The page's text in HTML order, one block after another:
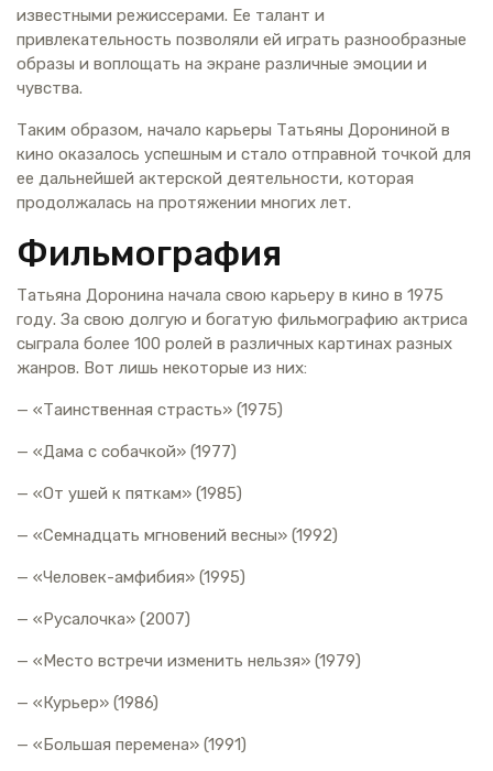
известными режиссерами. Ее талант и
привлекательность позволяли ей играть разнообразные
образы и воплощать на экране различные эмоции и
чувства.
Таким образом, начало карьеры Татьяны Дорониной в
кино оказалось успешным и стало отправной точкой для
ее дальнейшей актерской деятельности, которая
продолжалась на протяжении многих лет.
Фильмография
Татьяна Доронина начала свою карьеру в кино в 1975
году. За свою долгую и богатую фильмографию актриса
сыграла более 100 ролей в различных картинах разных
жанров. Вот лишь некоторые из них:
— «Таинственная страсть» (1975)
— «Дама с собачкой» (1977)
— «От ушей к пяткам» (1985)
— «Семнадцать мгновений весны» (1992)
— «Человек-амфибия» (1995)
— «Русалочка» (2007)
— «Место встречи изменить нельзя» (1979)
— «Курьер» (1986)
— «Большая перемена» (1991)